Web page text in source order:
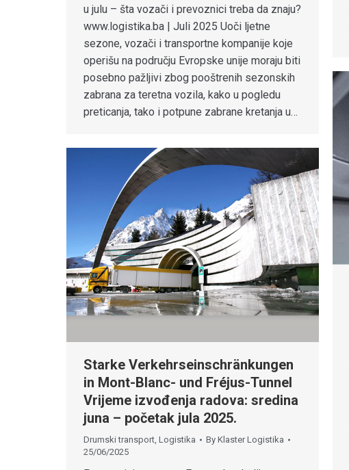
u julu – šta vozači i prevoznici treba da znaju?
www.logistika.ba | Juli 2025 Uoči ljetne
sezone, vozači i transportne kompanije koje
operišu na području Evropske unije moraju biti
posebno pažljivi zbog pooštrenih sezonskih
zabrana za teretna vozila, kako u pogledu
preticanja, tako i potpune zabrane kretanja u…
Starke Verkehrseinschränkungen
in Mont-Blanc- und Fréjus-Tunnel
Vrijeme izvođenja radova: sredina
juna – početak jula 2025.
Drumski transport, Logistika By Klaster Logistika
25/06/2025